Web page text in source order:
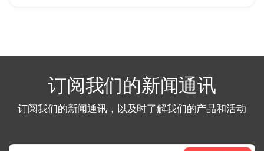
订阅我们的新闻通讯
订阅我们的新闻通讯，以及时了解我们的产品和活动